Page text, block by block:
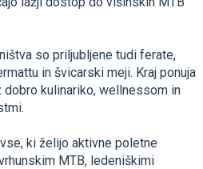
so priljubljene tudi ferate,
in švicarski meji. Kraj ponuja
kulinariko, wellnessom in
ki želijo aktivne poletne
MTB, ledeniškimi